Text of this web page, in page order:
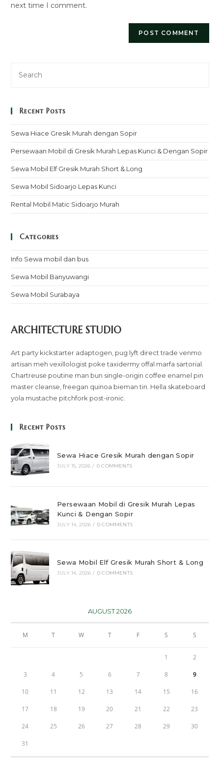
next time I comment.
Recent Posts
Sewa Hiace Gresik Murah dengan Sopir
Persewaan Mobil di Gresik Murah Lepas Kunci & Dengan Sopir
Sewa Mobil Elf Gresik Murah Short & Long
Sewa Mobil Sidoarjo Lepas Kunci
Rental Mobil Matic Sidoarjo Murah
Categories
Info Sewa mobil dan bus
Sewa Mobil Banyuwangi
Sewa Mobil Surabaya
ARCHITECTURE STUDIO
Art party kickstarter adaptogen, pug lyft direct trade venmo
artisan meh vexillologist poke taxidermy offal marfa sartorial.
Chartreuse poutine man bun single-origin coffee enamel pin
master cleanse, freegan quinoa bieman tin. Hella skateboard
yola mustache pitchfork post-ironic.
Recent Posts
Sewa Hiace Gresik Murah dengan Sopir
JULY 15, 2026 / 0 COMMENTS
Persewaan Mobil di Gresik Murah Lepas
Kunci & Dengan Sopir
JULY 14, 2026 / 0 COMMENTS
Sewa Mobil Elf Gresik Murah Short & Long
JULY 14, 2026 / 0 COMMENTS
AUGUST 2026
M T W T F S S
1 2
3 4 5 6 7 8 9
10 11 12 13 14 15 16
17 18 19 20 21 22 23
24 25 26 27 28 29 30
31